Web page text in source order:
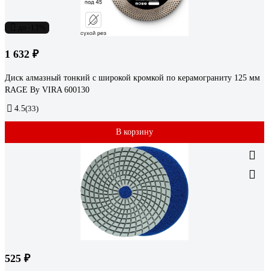
1 632 ₽
Диск алмазный тонкий с широкой кромкой по керамограниту 125 мм
RAGE By VIRA 600130
4.5(33)
В корзину
525 ₽